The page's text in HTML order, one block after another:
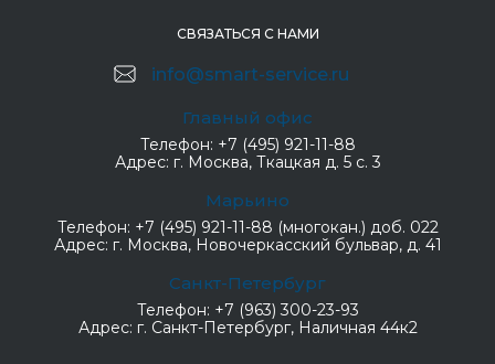
СВЯЗАТЬСЯ С НАМИ
info@smart-service.ru
Главный офис
Телефон: +7 (495) 921-11-88
Адрес: г. Москва, Ткацкая д. 5 с. 3
Марьино
Телефон: +7 (495) 921-11-88 (многокан.) доб. 022
Адрес: г. Москва, Новочеркасский бульвар, д. 41
Санкт-Петербург
Телефон: +7 (963) 300-23-93
Адрес: г. Санкт-Петербург, Наличная 44к2